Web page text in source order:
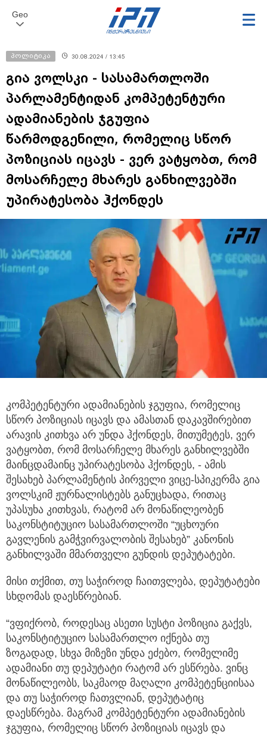
Geo
პოლიტიკა 30.08.2024 / 13:45
გია ვოლსკი - სასამართლოში
პარლამენტიდან კომპეტენტური
ადამიანების ჯგუფია
წარმოდგენილი, რომელიც სწორ
პოზიციას იცავს - ვერ ვატყობთ, რომ
მოსარჩელე მხარეს განხილვებში
უპირატესობა ჰქონდეს
კომპეტენტური ადამიანების ჯგუფია, რომელიც
სწორ პოზიციას იცავს და ამასთან დაკავშირებით
არავის კითხვა არ უნდა ჰქონდეს, მითუმეტეს, ვერ
ვატყობთ, რომ მოსარჩელე მხარეს განხილვებში
მაინცდამაინც უპირატესობა ჰქონდეს, - ამის
შესახებ პარლამენტის პირველი ვიცე-სპიკერმა გია
ვოლსკიმ ჟურნალისტებს განუცხადა, რითაც
უპასუხა კითხვას, რატომ არ მონაწილეობენ
საკონსტიტუციო სასამართლოში “უცხოური
გავლენის გამჭვირვალობის შესახებ” კანონის
განხილვაში მმართველი გუნდის დეპუტატები.
მისი თქმით, თუ საჭიროდ ჩაითვლება, დეპუტატები
სხდომას დაესწრებიან.
“ვფიქრობ, როდესაც ასეთი სუსტი პოზიცია გაქვს,
საკონსტიტუციო სასამართლო იქნება თუ
ზოგადად, სხვა მიზეზი უნდა ეძებო, რომელიმე
ადამიანი თუ დეპუტატი რატომ არ ესწრება. ვინც
მონაწილეობს, საკმაოდ მაღალი კომპეტენციისაა
და თუ საჭიროდ ჩათვლიან, დეპუტატიც
დაესწრება. მაგრამ კომპეტენტური ადამიანების
ჯგუფია, რომელიც სწორ პოზიციას იცავს და